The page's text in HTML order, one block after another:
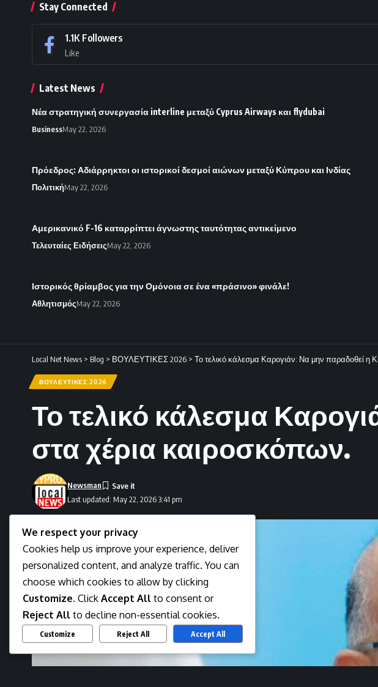
Stay Connected
1.1K Followers
Like
Latest News
Νέα στρατηγική συνεργασία interline μεταξύ Cyprus Airways και flydubai
BusinessMay 22, 2026
Πρόεδρος: Αδιάρρηκτοι οι ιστορικοί δεσμοί αιώνων μεταξύ Κύπρου και Ινδίας
ΠολιτικήMay 22, 2026
Αμερικανικό F-16 καταρρίπτει άγνωστης ταυτότητας αντικείμενο
Τελευταίες ΕιδήσειςMay 22, 2026
Ιστορικός θρίαμβος για την Ομόνοια σε ένα «πράσινο» φινάλε!
ΑθλητισμόςMay 22, 2026
Local Net News > Blog > ΒΟΥΛΕΥΤΙΚΕΣ 2026 > Το τελικό κάλεσμα Καρογιάν: Να μην παραδοθεί η
ΒΟΥΛΕΥΤΙΚΕΣ 2026
Το τελικό κάλεσμα
στα χέρια καιροσκόπων.
Last updated: May 22, 2026 3:41 pm
Newsman
We respect your privacy
Cookies help us improve your experience, deliver
personalized content, and analyze traffic. You can
choose which cookies to allow by clicking
Customize. Click Accept All to consent or
Reject All to decline non-essential cookies.
Customize Reject All Accept All